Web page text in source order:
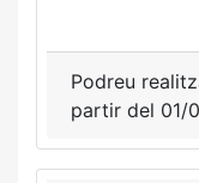
Podreu
partir del 01/